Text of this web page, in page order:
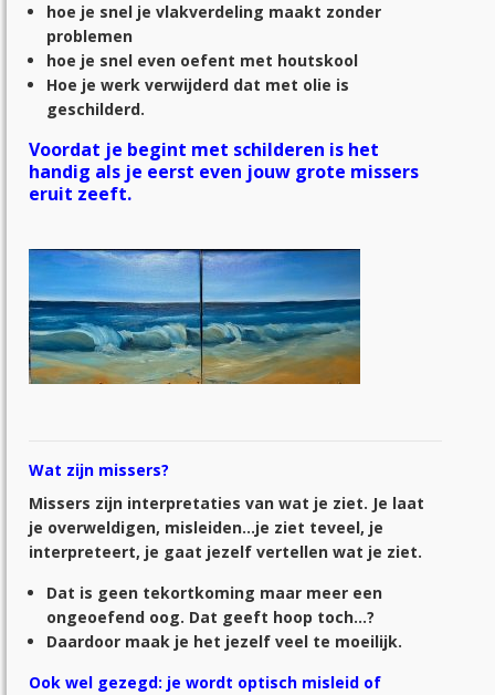
hoe je snel je vlakverdeling maakt zonder
problemen
hoe je snel even oefent met houtskool
Hoe je werk verwijderd dat met olie is
geschilderd.
Voordat je begint met schilderen is het
handig als je eerst even jouw grote missers
eruit zeeft.
Wat zijn missers?
Missers zijn interpretaties van wat je ziet. Je laat
je overweldigen, misleiden…je ziet teveel, je
interpreteert, je gaat jezelf vertellen wat je ziet.
Dat is geen tekortkoming maar meer een
ongeoefend oog. Dat geeft hoop toch…?
Daardoor maak je het jezelf veel te moeilijk.
Ook wel gezegd: je wordt optisch misleid of